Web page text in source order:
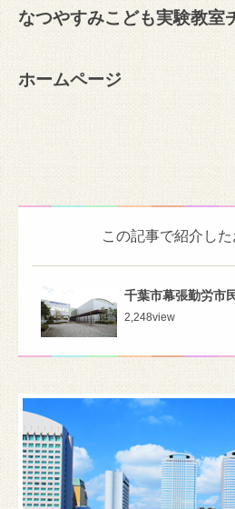
なつやすみこども実験教室
ホームページ
この記事で紹介し
千葉市幕張勤労市
2,248view